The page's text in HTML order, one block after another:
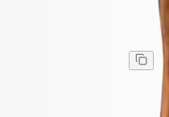
Erkek Hakiki Deri Eva
Erkek Hakiki Deri Eva